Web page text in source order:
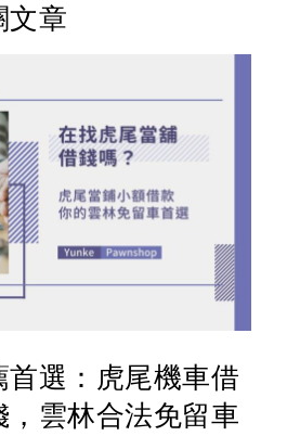
文章
首選：虎尾機車借
雲林合法免留車